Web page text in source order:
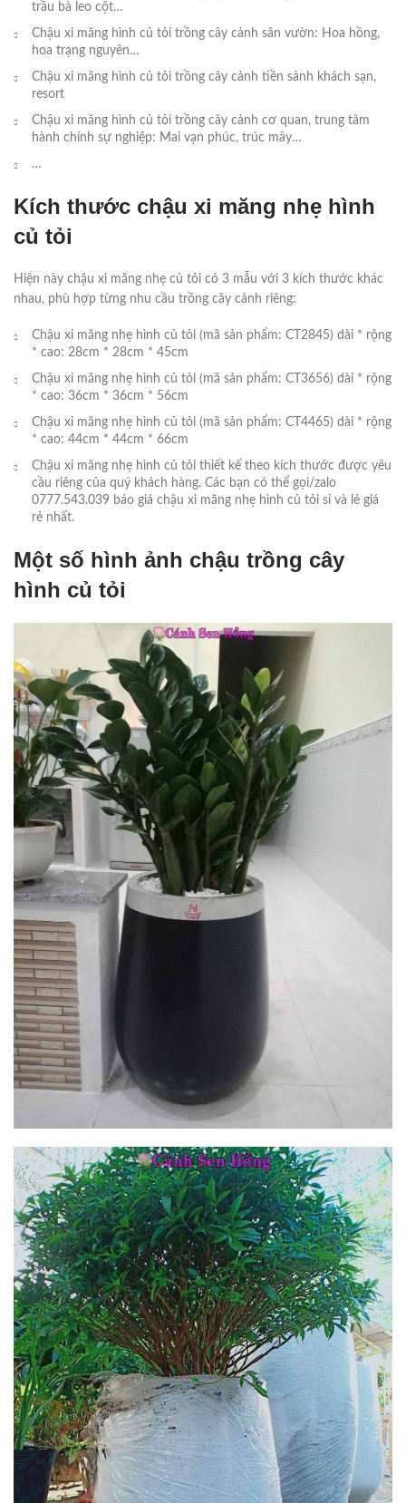
trầu bà leo cột…
Chậu xi măng hình củ tỏi trồng cây cảnh sân vườn: Hoa hồng,
hoa trạng nguyên…
Chậu xi măng hình củ tỏi trồng cây cảnh tiền sảnh khách sạn,
resort
Chậu xi măng hình củ tỏi trồng cây cảnh cơ quan, trung tâm
hành chính sự nghiệp: Mai vạn phúc, trúc mây…
…
Kích thước chậu xi măng nhẹ hình
củ tỏi
Hiện này chậu xi măng nhẹ củ tỏi có 3 mẫu với 3 kích thước khác
nhau, phù hợp từng nhu cầu trồng cây cảnh riêng:
Chậu xi măng nhẹ hình củ tỏi (mã sản phẩm: CT2845) dài * rộng
* cao: 28cm * 28cm * 45cm
Chậu xi măng nhẹ hình củ tỏi (mã sản phẩm: CT3656) dài * rộng
* cao: 36cm * 36cm * 56cm
Chậu xi măng nhẹ hình củ tỏi (mã sản phẩm: CT4465) dài * rộng
* cao: 44cm * 44cm * 66cm
Chậu xi măng nhẹ hình củ tỏi thiết kế theo kích thước được yêu
cầu riêng của quý khách hàng. Các bạn có thể gọi/zalo
0777.543.039 báo giá chậu xi măng nhẹ hình củ tỏi sỉ và lẻ giá
rẻ nhất.
Một số hình ảnh chậu trồng cây
hình củ tỏi